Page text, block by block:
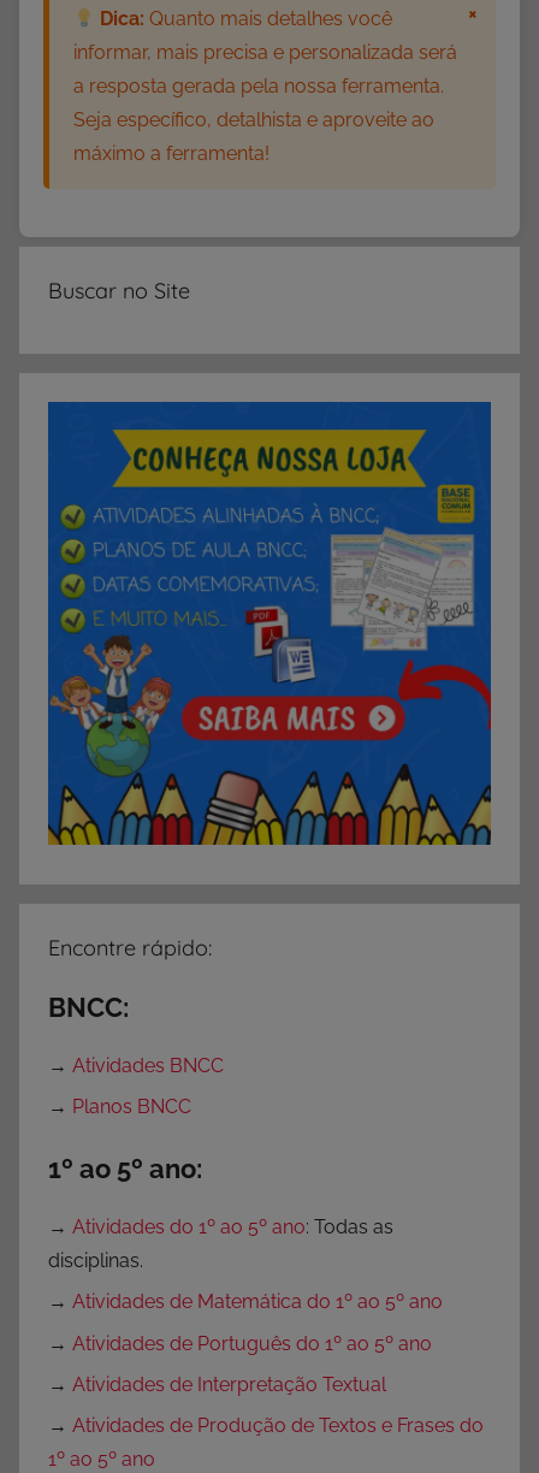
Dica: Quanto mais detalhes você
informar, mais precisa e personalizada será
a resposta gerada pela nossa ferramenta.
Seja específico, detalhista e aproveite ao
máximo a ferramenta!
×
Buscar no Site
Encontre rápido:
BNCC:
→ Atividades BNCC
→ Planos BNCC
1º ao 5º ano:
→ Atividades do 1º ao 5º ano: Todas as
disciplinas.
→ Atividades de Matemática do 1º ao 5º ano
→ Atividades de Português do 1º ao 5º ano
→ Atividades de Interpretação Textual
→ Atividades de Produção de Textos e Frases do
1º ao 5º ano